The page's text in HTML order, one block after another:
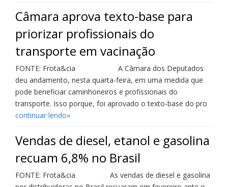
Câmara aprova texto-base para
priorizar profissionais do
transporte em vacinação
FONTE: Frota&cia A Câmara dos Deputados
deu andamento, nesta quarta-feira, em uma medida que
pode beneficiar caminhoneiros e profissionais do
transporte. Isso porque, foi aprovado o texto-base do pro
continuar lendo»
Vendas de diesel, etanol e gasolina
recuam 6,8% no Brasil
FONTE: Frota&cia As vendas de diesel e gasolina